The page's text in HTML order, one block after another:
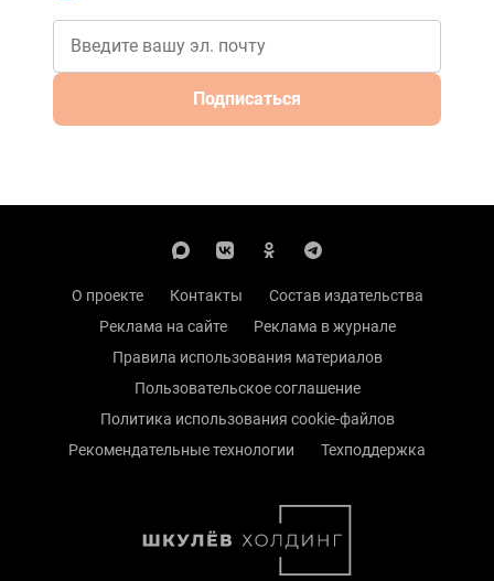
Подписаться
О проекте Контакты
Состав издательства
Реклама на сайте
Реклама в журнале
Правила использования материалов
Пользовательское соглашение
Политика использования cookie-файлов
Рекомендательные технологии
Техподдержка